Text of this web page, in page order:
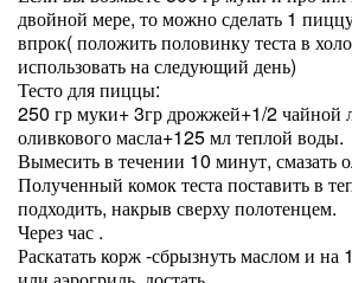
двойной мере, то можно сделать 1
впрок( положить половинку теста в
использовать на следующий день)
Тесто для пиццы:
250 гр муки+ 3гр дрожжей+1/2 чайной
оливкового масла+125 мл теплой воды.
Вымесить в течении 10 минут, смазать
Полученный комок теста поставить в
подходить, накрыв сверху полотенцем.
Через час .
Раскатать корж -сбрызнуть маслом и на